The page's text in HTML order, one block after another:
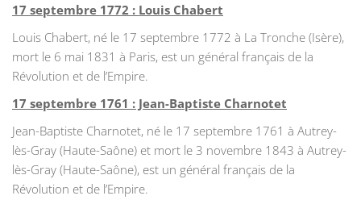
17 septembre 1772 : Louis Chabert
Louis Chabert, né le 17 septembre 1772 à La Tronche (Isère),
mort le 6 mai 1831 à Paris, est un général français de la
Révolution et de l’Empire.
17 septembre 1761 : Jean-Baptiste Charnotet
Jean-Baptiste Charnotet, né le 17 septembre 1761 à Autrey-
lès-Gray (Haute-Saône) et mort le 3 novembre 1843 à Autrey-
lès-Gray (Haute-Saône), est un général français de la
Révolution et de l’Empire.